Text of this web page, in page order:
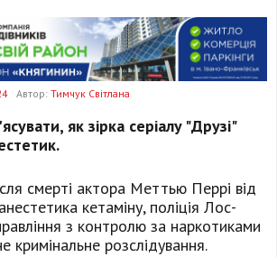
Автор: Тимчук Світлана
як зірка серіалу "Друзі"
смерті актора Меттью Перрі від
кетаміну, поліція Лос-
з контролю за наркотиками
кримінальне розслідування.